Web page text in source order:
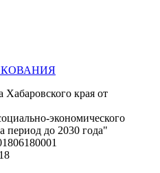
Хабаровского края от
экономического
период до 2030 года"